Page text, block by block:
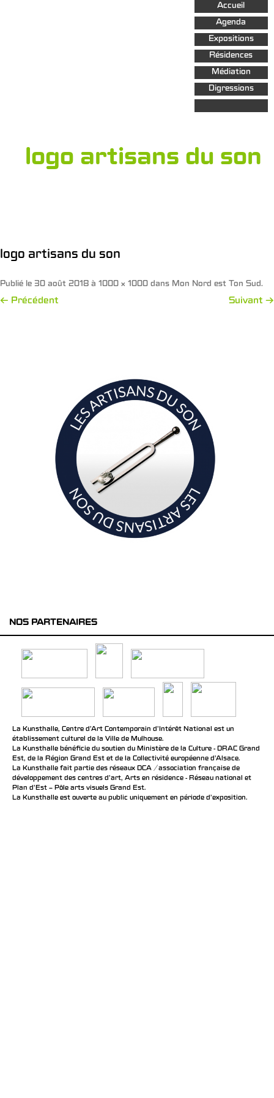
Aller au
contenu
principal
Accueil
Agenda
Expositions
Résidences
Médiation
Digressions
logo artisans du son
logo artisans du son
Publié le 30 août 2018 à 1000 × 1000 dans Mon Nord est Ton Sud.
← Précédent Suivant →
NOS PARTENAIRES
La Kunsthalle, Centre d’Art Contemporain d’Intérêt National est un
établissement culturel de la Ville de Mulhouse.
La Kunsthalle bénéficie du soutien du Ministère de la Culture - DRAC Grand
Est, de la Région Grand Est et de la Collectivité européenne d’Alsace.
La Kunsthalle fait partie des réseaux DCA / association française de
développement des centres d'art, Arts en résidence - Réseau national et
Plan d’Est – Pôle arts visuels Grand Est.
La Kunsthalle est ouverte au public uniquement en période d'exposition.